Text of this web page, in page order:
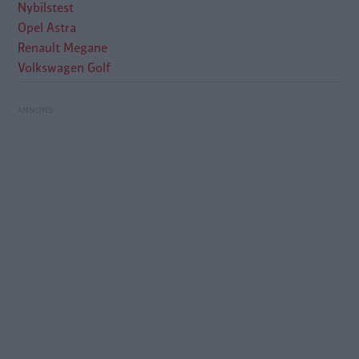
Nybilstest
Opel Astra
Renault Megane
Volkswagen Golf